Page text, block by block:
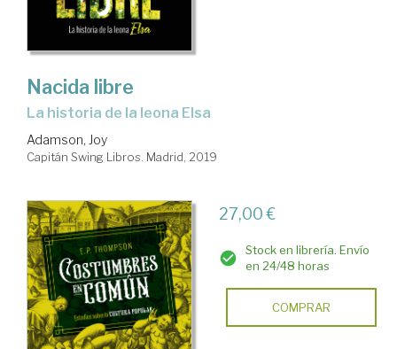
Nacida libre
la historia de la leona Elsa
Adamson, Joy
Capitán Swing Libros. Madrid, 2019
27,00 €
Stock en librería. Envío
en 24/48 horas
COMPRAR